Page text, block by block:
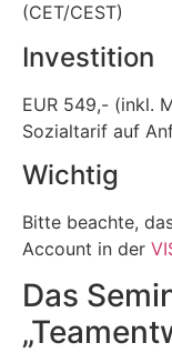
(CET/CEST)
Investition
EUR 549,- (inkl.
Sozialtarif auf
Wichtig
Bitte beachte,
Account in der
Das